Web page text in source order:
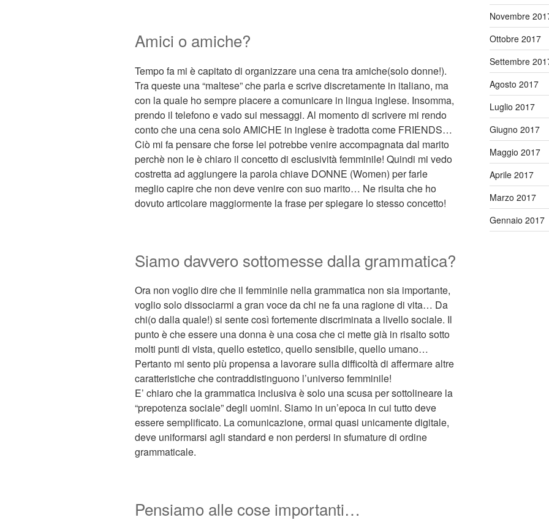
Amici o amiche?
Tempo fa mi è capitato di organizzare una cena tra amiche(solo donne!).
Tra queste una “maltese” che parla e scrive discretamente in italiano, ma
con la quale ho sempre piacere a comunicare in lingua inglese. Insomma,
prendo il telefono e vado sui messaggi. Al momento di scrivere mi rendo
conto che una cena solo AMICHE in inglese è tradotta come FRIENDS…
Ciò mi fa pensare che forse lei potrebbe venire accompagnata dal marito
perchè non le è chiaro il concetto di esclusività femminile! Quindi mi vedo
costretta ad aggiungere la parola chiave DONNE (Women) per farle
meglio capire che non deve venire con suo marito… Ne risulta che ho
dovuto articolare maggiormente la frase per spiegare lo stesso concetto!
Siamo davvero sottomesse dalla grammatica?
Ora non voglio dire che il femminile nella grammatica non sia importante,
voglio solo dissociarmi a gran voce da chi ne fa una ragione di vita… Da
chi(o dalla quale!) si sente così fortemente discriminata a livello sociale. Il
punto è che essere una donna è una cosa che ci mette già in risalto sotto
molti punti di vista, quello estetico, quello sensibile, quello umano…
Pertanto mi sento più propensa a lavorare sulla difficoltà di affermare altre
caratteristiche che contraddistinguono l’universo femminile!
E’ chiaro che la grammatica inclusiva è solo una scusa per sottolineare la
“prepotenza sociale” degli uomini. Siamo in un’epoca in cui tutto deve
essere semplificato. La comunicazione, ormai quasi unicamente digitale,
deve uniformarsi agli standard e non perdersi in sfumature di ordine
grammaticale.
Pensiamo alle cose importanti…
Novembre
Ottobre 2017
Settembre
Agosto 2017
Luglio 2017
Giugno 2017
Maggio 2017
Aprile 2017
Marzo 2017
Gennaio 2017